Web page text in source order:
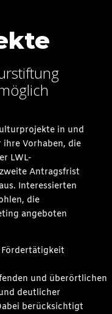
in und
Vorhaben, die
LWL-
Antragsfrist
Interessierten
die
angeboten
Fördertätigkeit
und überörtlichen
deutlicher
berücksichtigt